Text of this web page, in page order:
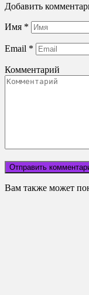
Добавить
Имя *
Email *
Комментарий
Вам также может